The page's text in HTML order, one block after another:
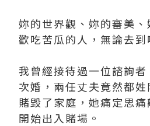
妳的世界觀、妳的審美
歡吃苦瓜的人，無論去
我曾經接待過一位諮詢
次婚，兩任丈夫竟然都
賭毀了家庭，她痛定思
開始出入賭場。